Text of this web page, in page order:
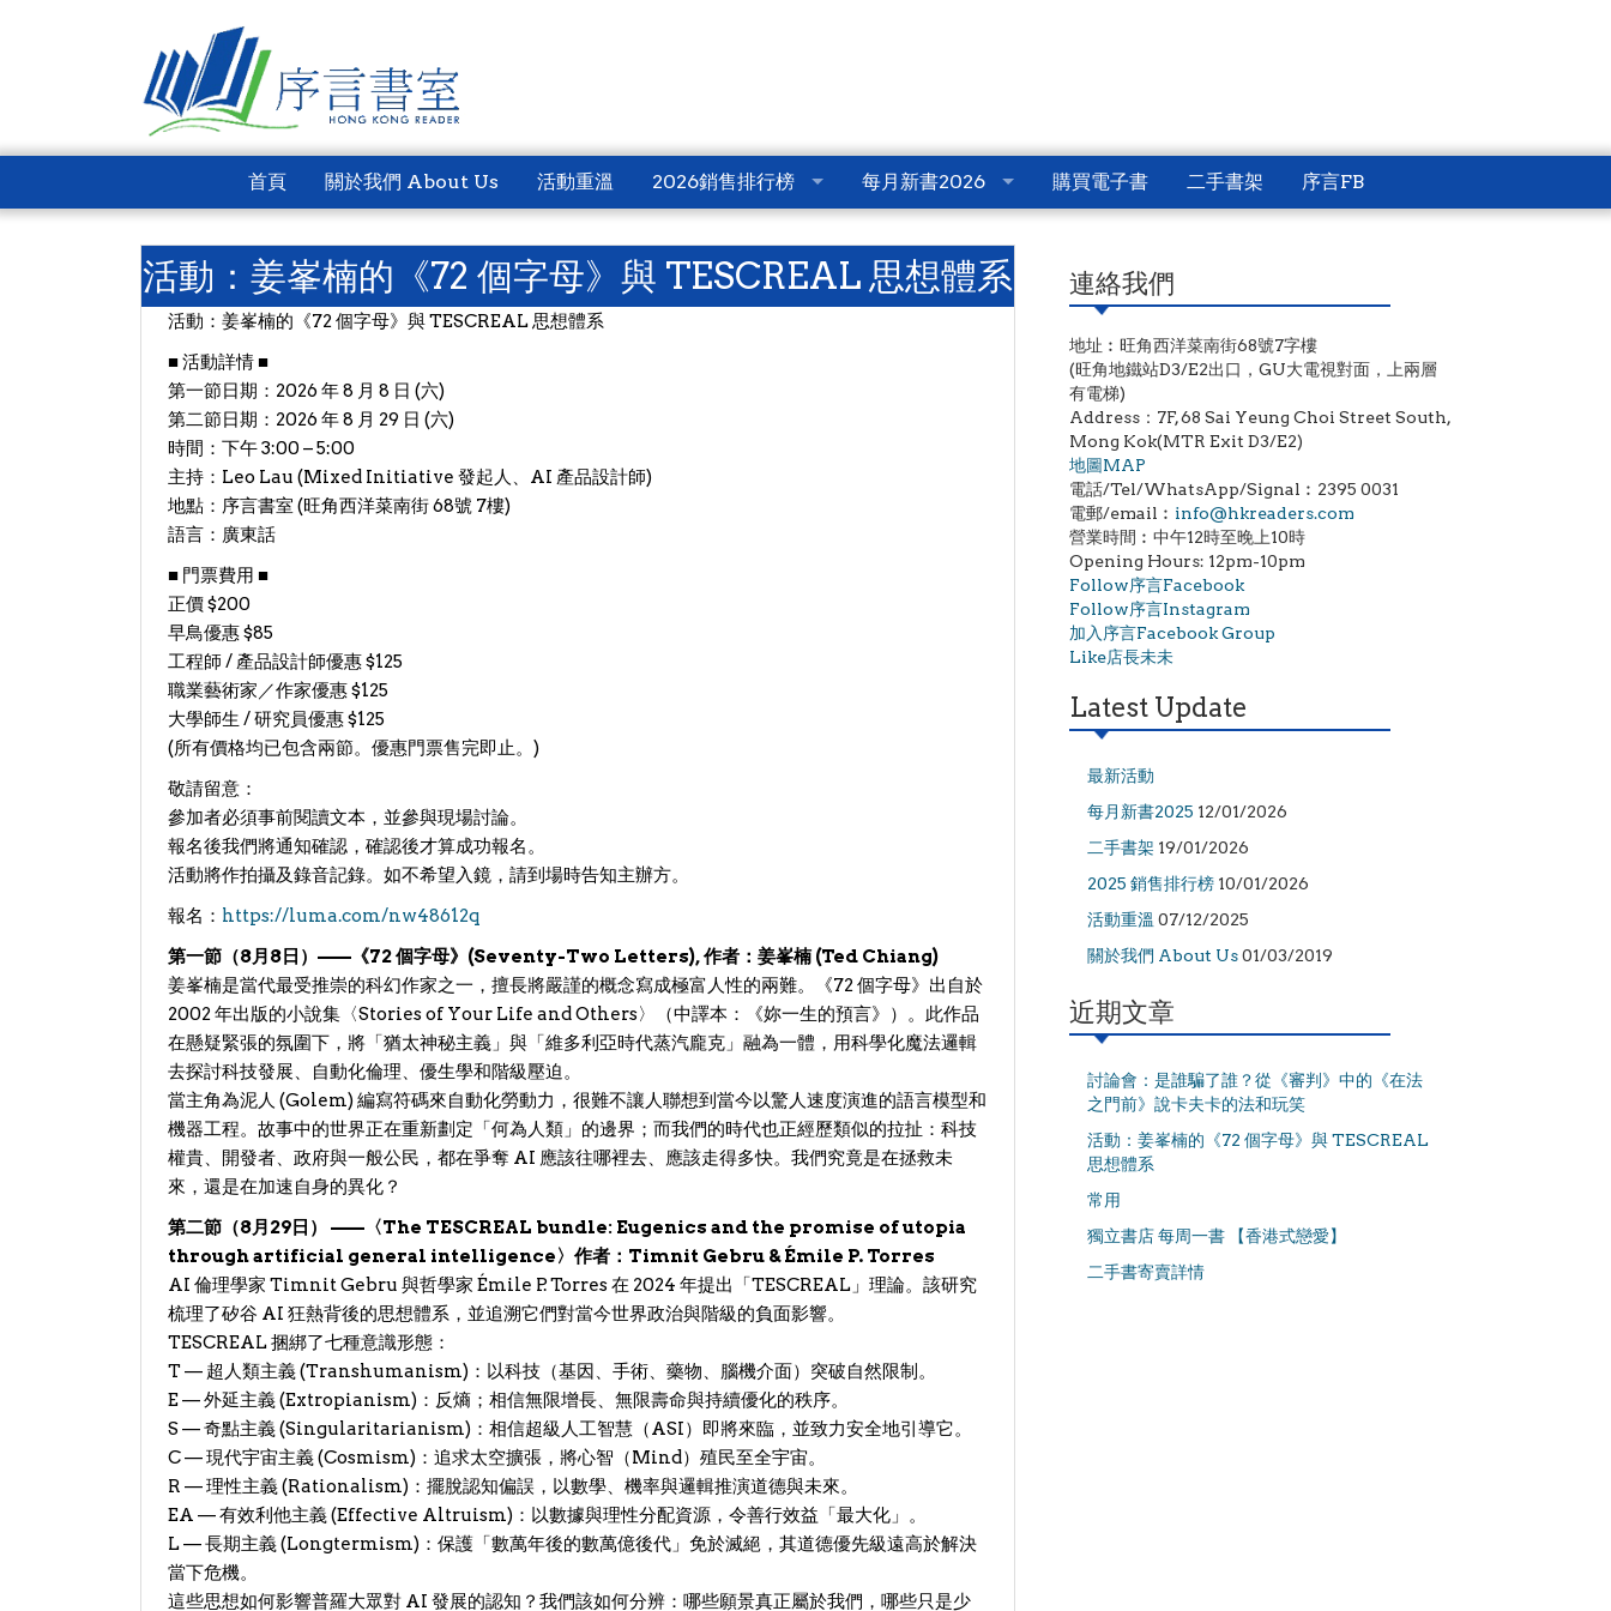
首頁 關於我們 About Us 活動重溫 2026銷售排行榜 每月新書2026 購買電子書 二手書架 序言FB
活動：姜峯楠的《72 個字母》與 TESCREAL 思想體系
活動：姜峯楠的《72 個字母》與 TESCREAL 思想體系
​■ 活動詳情 ■
​第一節日期：2026 年 8 月 8 日 (六)
​第二節日期：2026 年 8 月 29 日 (六)
​時間：下午 3:00 – 5:00
​主持：Leo Lau (Mixed Initiative 發起人、AI 產品設計師)
​地點：序言書室 (旺角西洋菜南街 68號 7樓)
​語言：廣東話
​■ 門票費用 ■
​正價 $200
​早鳥優惠 $85
​工程師 / 產品設計師優惠 $125
​職業藝術家／作家優惠 $125
​大學師生 / 研究員優惠 $125
​(所有價格均已包含兩節。優惠門票售完即止。)
​敬請留意：
​參加者必須事前閱讀文本，並參與現場討論。
​報名後我們將通知確認，確認後才算成功報名。
​活動將作拍攝及錄音記錄。如不希望入鏡，請到場時告知主辦方。
報名： https://luma.com/nw48612q
第一節（8月8日）——《72 個字母》(Seventy-Two Letters), 作者：姜峯楠 (Ted Chiang)
​姜峯楠是當代最受推崇的科幻作家之一，擅長將嚴謹的概念寫成極富人性的兩難。《72 個字母》出自於
2002 年出版的小說集〈Stories of Your Life and Others〉（中譯本：《妳一生的預言》）。此作品
在懸疑緊張的氛圍下，將「猶太神秘主義」與「維多利亞時代蒸汽龐克」融為一體，用科學化魔法邏輯
去探討科技發展、自動化倫理、優生學和階級壓迫。
​當主角為泥人 (Golem) 編寫符碼來自動化勞動力，很難不讓人聯想到當今以驚人速度演進的語言模型和
機器工程。故事中的世界正在重新劃定「何為人類」的邊界；而我們的時代也正經歷類似的拉扯：科技
權貴、開發者、政府與一般公民，都在爭奪 AI 應該往哪裡去、應該走得多快。我們究竟是在拯救未
來，還是在加速自身的異化？
第二節（8月29日） ——〈The TESCREAL bundle: Eugenics and the promise of utopia
through artificial general intelligence〉作者：Timnit Gebru & Émile P. Torres
​AI 倫理學家 Timnit Gebru 與哲學家 Émile P. Torres 在 2024 年提出「TESCREAL」理論。該研究
梳理了矽谷 AI 狂熱背後的思想體系，並追溯它們對當今世界政治與階級的負面影響。
​TESCREAL 捆綁了七種意識形態：
​T — 超人類主義 (Transhumanism)：以科技（基因、手術、藥物、腦機介面）突破自然限制。
​E — 外延主義 (Extropianism)：反熵；相信無限增長、無限壽命與持續優化的秩序。
​S — 奇點主義 (Singularitarianism)：相信超級人工智慧（ASI）即將來臨，並致力安全地引導它。
​C — 現代宇宙主義 (Cosmism)：追求太空擴張，將心智（Mind）殖民至全宇宙。
​R — 理性主義 (Rationalism)：擺脫認知偏誤，以數學、機率與邏輯推演道德與未來。
​EA — 有效利他主義 (Effective Altruism)：以數據與理性分配資源，令善行效益「最大化」。
​L — 長期主義 (Longtermism)：保護「數萬年後的數萬億後代」免於滅絕，其道德優先級遠高於解決
當下危機。
​這些思想如何影響普羅大眾對 AI 發展的認知？我們該如何分辨：哪些願景真正屬於我們，哪些只是少
連絡我們
地址︰旺角西洋菜南街68號7字樓
(旺角地鐵站D3/E2出口，GU大電視對面，上兩層
有電梯)
Address：7F, 68 Sai Yeung Choi Street South,
Mong Kok(MTR Exit D3/E2)
地圖MAP
電話/Tel/WhatsApp/Signal︰2395 0031
電郵/email︰ info@hkreaders.com
營業時間︰中午12時至晚上10時
Opening Hours: 12pm-10pm
Follow序言Facebook
Follow序言Instagram
加入序言Facebook Group
Like店長未未
Latest Update
最新活動
每月新書2025 12/01/2026
二手書架 19/01/2026
2025 銷售排行榜 10/01/2026
活動重溫 07/12/2025
關於我們 About Us01/03/2019
近期文章
討論會：是誰騙了誰？從《審判》中的《在法
之門前》說卡夫卡的法和玩笑
活動：姜峯楠的《72 個字母》與 TESCREAL
思想體系
常用
獨立書店 每周一書 【香港式戀愛】
二手書寄賣詳情